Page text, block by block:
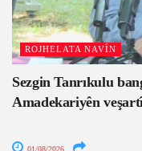
ROJHELATA NAVÎN
Sezgin Tanrıkulu
Amadekariyên
01/08/2026